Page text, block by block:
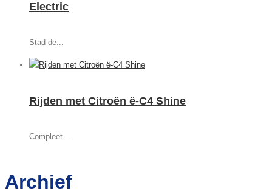
Electric
Stad de...
Rijden met Citroën ë-C4 Shine
Compleet...
Archief